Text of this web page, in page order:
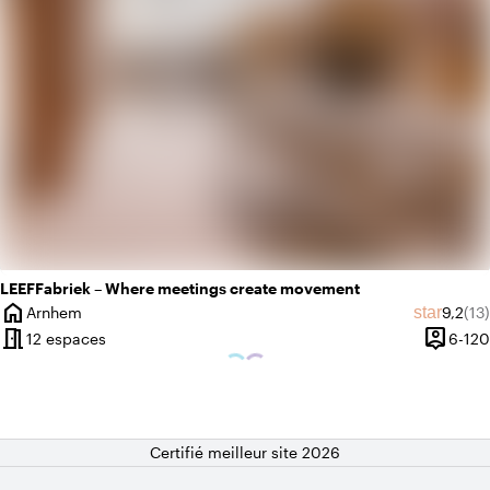
LEEFFabriek – Where meetings create movement
home
Ville
Arnhem starNote
9,2(13)
meeting_room12 espaces person_pin6-120
Certifié meilleur site 2026